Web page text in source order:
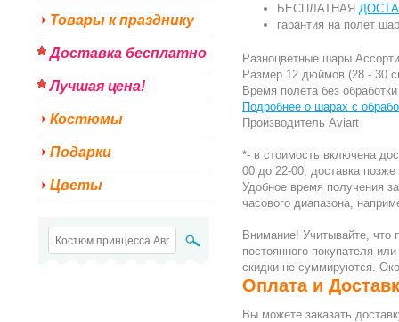
Товары к празднику
Доставка бесплатно
Лучшая цена!
Костюмы
Подарки
Цветы
БЕСПЛАТНАЯ
гарантия на полет
Разноцветные шары
Размер 12 дюймов (28 - 30
Время полета без
Подробнее о шарах с
Производитель Aviart
*- в стоимость включена
00 до 22-00, доставка
Удобное время получения
часового диапазона,
Внимание! Учитывайте, что
постоянного покупателя
скидки не суммируются.
Оплата и
Вы можете заказать